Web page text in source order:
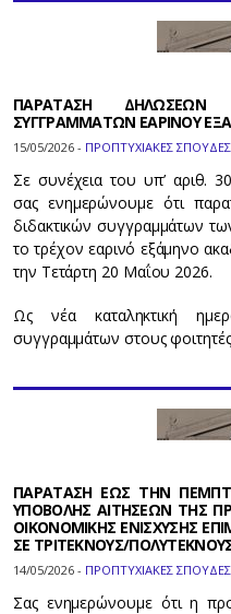
ΠΑΡΑΤΑΣΗ ΔΗΛΩΣΕΩΝ
ΣΥΓΓΡΑΜΜΑΤΩΝ ΕΑΡΙΝΟΥ
15/05/2026 - ΠΡΟΠΤΥΧΙΑΚΕΣ ΣΠΟΥΔΕΣ
Σε συνέχεια του υπ’ αριθ.
σας ενημερώνουμε ότι
διδακτικών συγγραμμάτων
το τρέχον εαρινό εξάμηνο
την Τετάρτη 20 Μαΐου 2026.
Ως νέα καταληκτική
συγγραμμάτων στους
ΠΑΡΑΤΑΣΗ ΕΩΣ ΤΗΝ
ΥΠΟΒΟΛΗΣ ΑΙΤΗΣΕΩΝ ΤΗΣ
ΟΙΚΟΝΟΜΙΚΗΣ ΕΝΙΣΧΥΣΗΣ
ΣΕ ΤΡΙΤΕΚΝΟΥΣ/
14/05/2026 - ΠΡΟΠΤΥΧΙΑΚΕΣ ΣΠΟΥΔΕΣ
Σας ενημερώνουμε ότι η